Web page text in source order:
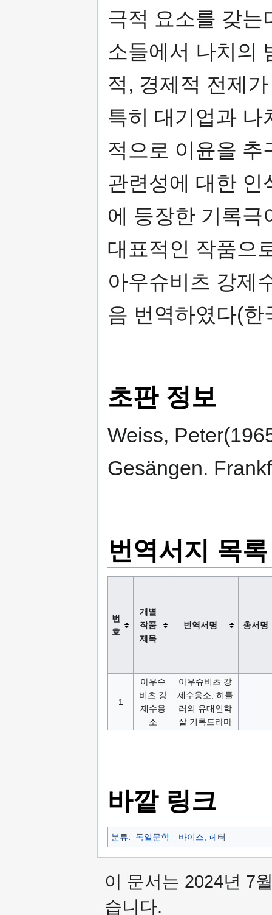
극적 요소를 갖는
소들에서 나치의
적, 경제적 전제
특히 대기업과 나
적으로 이윤을 추
관련성에 대한 인
에 등장한 기록극
대표적인 작품으
아우슈비츠 강제
음 번역하였다(한
초판 정보
Weiss,
Gesängen.
번역서지 목록
번
호
개별
작품
제목
번역서명 총서명
1
아우슈
비츠 강
제수용
소
아우슈비츠 강
제수용소, 히틀
러의 유대인학
살 기록드라마
바깥 링크
분류: 독일문학 바이스, 페터
이 문서는 2024년 7
습니다.